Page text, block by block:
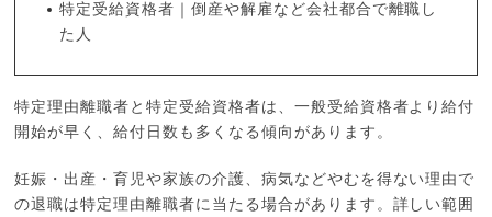
特定受給資格者｜倒産や解雇など会社都合で離職し
た人
特定理由離職者と特定受給資格者は、一般受給資格者より給付
開始が早く、給付日数も多くなる傾向があります。
妊娠・出産・育児や家族の介護、病気などやむを得ない理由で
の退職は特定理由離職者に当たる場合があります。詳しい範囲